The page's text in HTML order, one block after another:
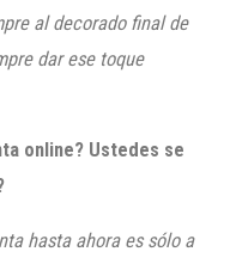
al decorado final de
dar ese toque
online? Ustedes se
hasta ahora es sólo a